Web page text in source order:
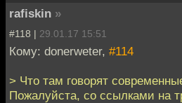
rafiskin »
#118 | 29.01.17 15:51
Кому: donerweter, #114
> Что там говорят
Пожалуйста, со ссылками на